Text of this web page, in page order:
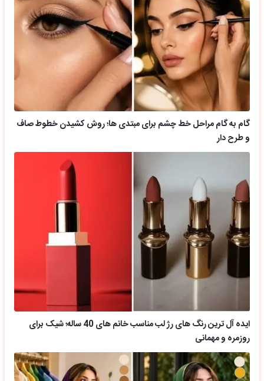
گام به گام مراحل خط چشم برای مبتدی ها؛ روش کشیدن خطوط صاف
و طرح دار
ایده آل ترین رنگ های رژ لب مناسب خانم های 40 ساله؛ شیک برای
روزمره و مهمانی